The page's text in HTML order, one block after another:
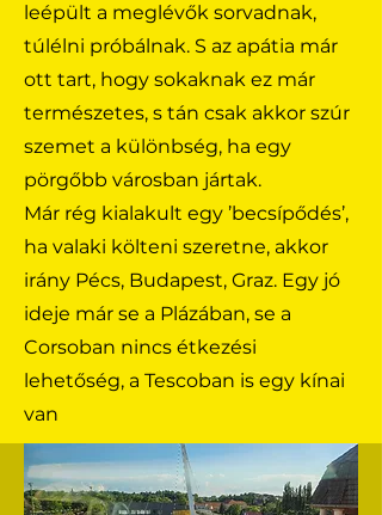
leépült a meglévők sorvadnak,
túlélni próbálnak. S az apátia már
ott tart, hogy sokaknak ez már
természetes, s tán csak akkor szúr
szemet a különbség, ha egy
pörgőbb városban jártak.
Már rég kialakult egy ’becsípődés’,
ha valaki költeni szeretne, akkor
irány Pécs, Budapest, Graz. Egy jó
ideje már se a Plázában, se a
Corsoban nincs étkezési
lehetőség, a Tescoban is egy kínai
van